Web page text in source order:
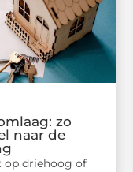
zo
naar de
op driehoog of